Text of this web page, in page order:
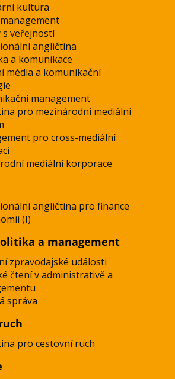
kultura
s veřejností
angličtina
a komunikace
média a komunikační
management
pro mezinárodní mediální
pro cross-mediální
mediální korporace
angličtina pro finance
(I)
a management
zpravodajské události
čtení v administrativě a
správa
pro cestovní ruch